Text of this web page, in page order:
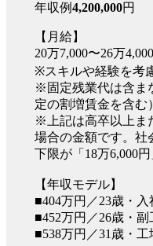
年収例4,200,000円
【月給】
20万7,000〜26万
※スキルや経験を考
※固定残業代は含ま
定の割増賃金を含む）
※上記は高卒以上ま
場合の金額です。社
下限が「18万6,000円
【年収モデル】
■404万円／23歳・入
■452万円／26歳・副
■538万円／31歳・工